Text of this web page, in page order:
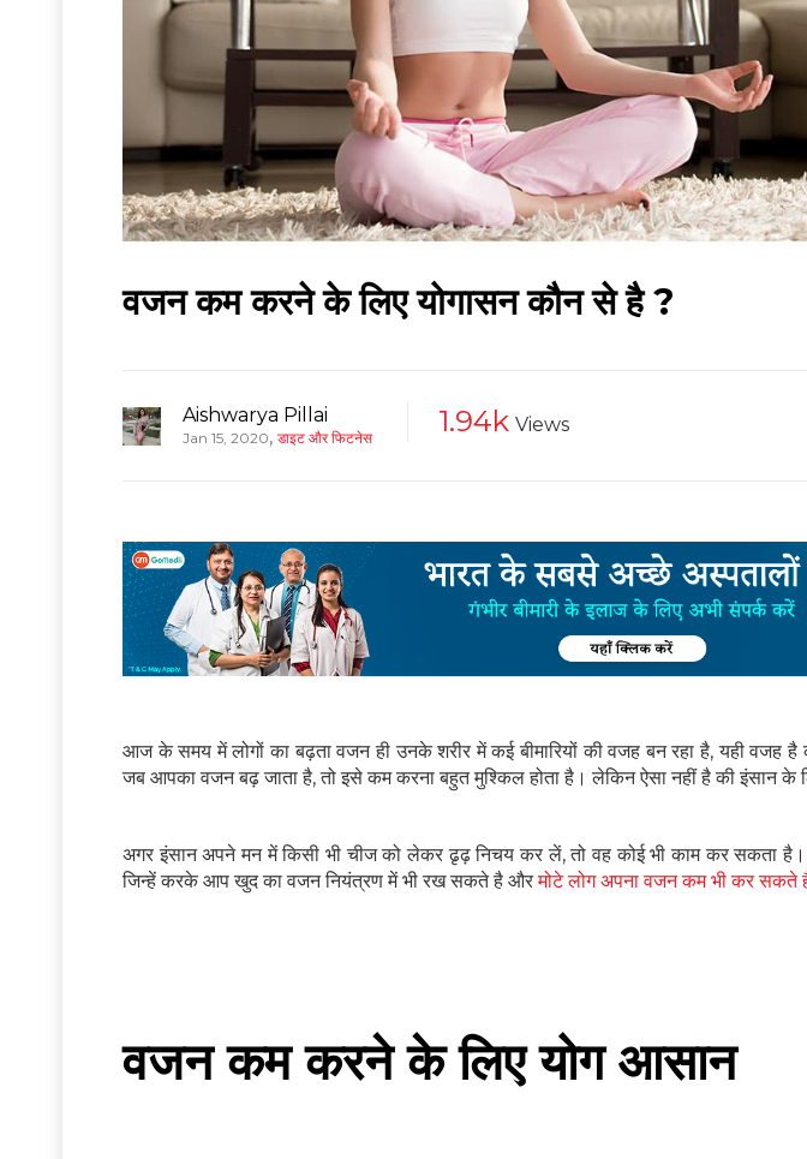
वजन कम करने के लिए योगासन कौन से है ?
Aishwarya Pillai
Jan 15, 2020, डाइट और फिटनेस 1.94k Views
आज के समय में लोगों का बढ़ता वजन ही उनके शरीर में कई बीमारियों की वजह बन रहा है, यही वजह है
जब आपका वजन बढ़ जाता है, तो इसे कम करना बहुत मुश्किल होता है। लेकिन ऐसा नहीं है की इंसान के
अगर इंसान अपने मन में किसी भी चीज को लेकर ढृढ़ निचय कर लें, तो वह कोई भी काम कर सकता
जिन्हें करके आप खुद का वजन नियंत्रण में भी रख सकते है औरमोटे लोग अपना वजन कम भी कर सकते
वजन कम करने के लिए योग आसान